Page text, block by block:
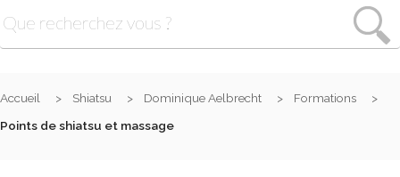
Accueil Shiatsu Dominique Aelbrecht
Formations
Points de shiatsu et massage